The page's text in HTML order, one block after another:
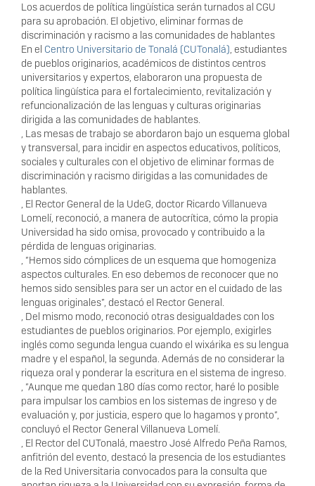
Los acuerdos de política lingüística serán turnados al CGU
para su aprobación. El objetivo, eliminar formas de
discriminación y racismo a las comunidades de hablantes
En el Centro Universitario de Tonalá (CUTonalá), estudiantes
de pueblos originarios, académicos de distintos centros
universitarios y expertos, elaboraron una propuesta de
política lingüística para el fortalecimiento, revitalización y
refuncionalización de las lenguas y culturas originarias
dirigida a las comunidades de hablantes.
, Las mesas de trabajo se abordaron bajo un esquema global
y transversal, para incidir en aspectos educativos, políticos,
sociales y culturales con el objetivo de eliminar formas de
discriminación y racismo dirigidas a las comunidades de
hablantes.
, El Rector General de la UdeG, doctor Ricardo Villanueva
Lomelí, reconoció, a manera de autocrítica, cómo la propia
Universidad ha sido omisa, provocado y contribuido a la
pérdida de lenguas originarias.
, “Hemos sido cómplices de un esquema que homogeniza
aspectos culturales. En eso debemos de reconocer que no
hemos sido sensibles para ser un actor en el cuidado de las
lenguas originales”, destacó el Rector General.
, Del mismo modo, reconoció otras desigualdades con los
estudiantes de pueblos originarios. Por ejemplo, exigirles
inglés como segunda lengua cuando el wixárika es su lengua
madre y el español, la segunda. Además de no considerar la
riqueza oral y ponderar la escritura en el sistema de ingreso.
, “Aunque me quedan 180 días como rector, haré lo posible
para impulsar los cambios en los sistemas de ingreso y de
evaluación y, por justicia, espero que lo hagamos y pronto”,
concluyó el Rector General Villanueva Lomelí.
, El Rector del CUTonalá, maestro José Alfredo Peña Ramos,
anfitrión del evento, destacó la presencia de los estudiantes
de la Red Universitaria convocados para la consulta que